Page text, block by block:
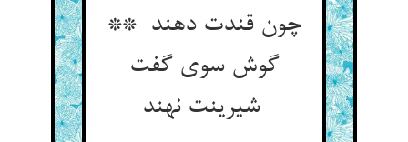
چون قندت دهند **
گوش سوی گفت
شیرینت نهند